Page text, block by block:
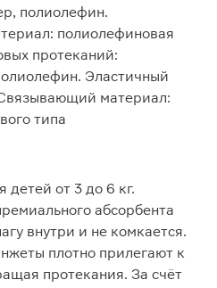
полиолефин.
полиолефиновая
протеканий:
Эластичный
материал:
типа
детей от 3 до 6 кг.
абсорбента
внутри и не комкается.
плотно прилегают к
протекания. За счёт